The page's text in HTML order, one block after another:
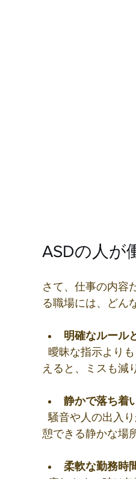
ASDの人が
さて、仕事の内容
る職場には、どん
明確なルール
えると、ミスも減
静かで落ち着
  騒音や人の出入りが多い場所は苦手な方も多いです。できれば個別の作業スペースや、休
憩できる静かな場
柔軟な勤務時